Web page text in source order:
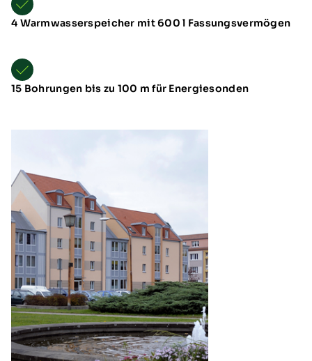
4 Warmwasserspeicher mit 600 l Fassungsvermögen
15 Bohrungen bis zu 100 m für Energiesonden